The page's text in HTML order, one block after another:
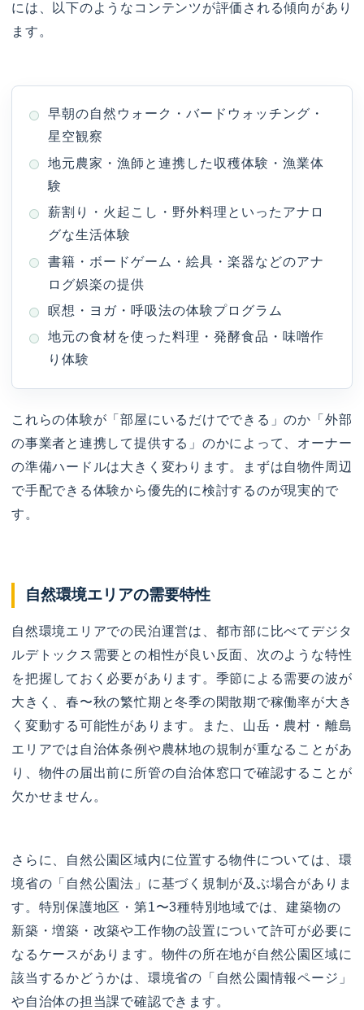
には、以下のようなコンテンツが評価される傾向があり
ます。
早朝の自然ウォーク・バードウォッチング・
星空観察
地元農家・漁師と連携した収穫体験・漁業体
験
薪割り・火起こし・野外料理といったアナロ
グな生活体験
書籍・ボードゲーム・絵具・楽器などのアナ
ログ娯楽の提供
瞑想・ヨガ・呼吸法の体験プログラム
地元の食材を使った料理・発酵食品・味噌作
り体験
これらの体験が「部屋にいるだけでできる」のか「外部
の事業者と連携して提供する」のかによって、オーナー
の準備ハードルは大きく変わります。まずは自物件周辺
で手配できる体験から優先的に検討するのが現実的で
す。
自然環境エリアの需要特性
自然環境エリアでの民泊運営は、都市部に比べてデジタ
ルデトックス需要との相性が良い反面、次のような特性
を把握しておく必要があります。季節による需要の波が
大きく、春〜秋の繁忙期と冬季の閑散期で稼働率が大き
く変動する可能性があります。また、山岳・農村・離島
エリアでは自治体条例や農林地の規制が重なることがあ
り、物件の届出前に所管の自治体窓口で確認することが
欠かせません。
さらに、自然公園区域内に位置する物件については、環
境省の「自然公園法」に基づく規制が及ぶ場合がありま
す。特別保護地区・第1〜3種特別地域では、建築物の
新築・増築・改築や工作物の設置について許可が必要に
なるケースがあります。物件の所在地が自然公園区域に
該当するかどうかは、環境省の「自然公園情報ページ」
や自治体の担当課で確認できます。